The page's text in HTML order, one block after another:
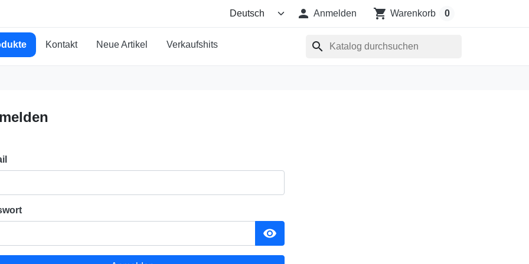
 Anmelden shopping_cart Warenkorb 0
Kontakt Neue Artikel Verkaufshits search
visibility